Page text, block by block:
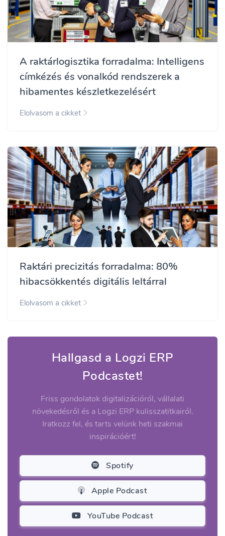
A raktárlogisztika forradalma: Intelligens
címkézés és vonalkód rendszerek a
hibamentes készletkezelésért
Elolvasom a cikket
Raktári precizitás forradalma: 80%
hibacsökkentés digitális leltárral
Elolvasom a cikket
Hallgasd a Logzi ERP
Podcastet!
Friss gondolatok digitalizációról, vállalati
növekedésről és a Logzi ERP kulisszatitkairól.
Iratkozz fel, és tarts velünk heti szakmai
inspirációért!
Spotify
Apple Podcast
YouTube Podcast